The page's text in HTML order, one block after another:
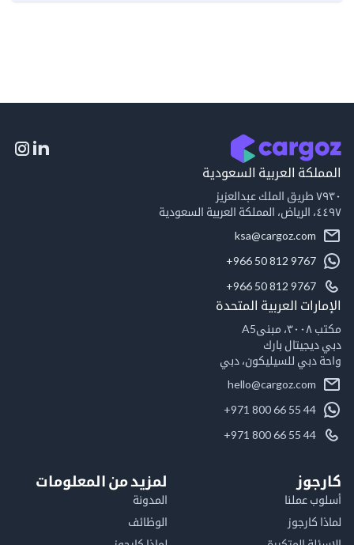
المملكة العربية السعودية
٧٩٣٠ طريق الملك عبدالعزيز
٤٤٩٧، الرياض، المملكة العربية السعودية
ksa@cargoz.com
+966 50 812 9767
+966 50 812 9767
الإمارات العربية المتحدة
مكتب ٣٠٠٨، مبنىA5
دبي ديجيتال بارك
واحة دبي للسيليكون، دبي
hello@cargoz.com
+971 800 66 55 44
+971 800 66 55 44
كارجوز
أسلوب عملنا
لماذا كارجوز
لمزيد من المعلومات
المدونة
الوظائف